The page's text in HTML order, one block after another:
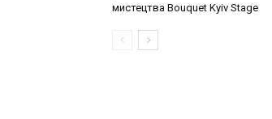
мистецтва Bouquet Kyiv Stage